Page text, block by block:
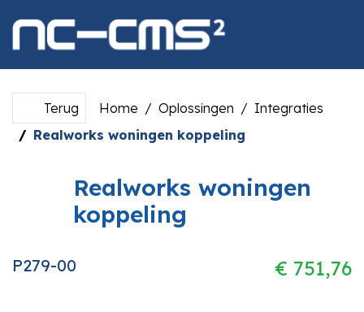
Terug Home Oplossingen
Integraties
Realworks woningen koppeling
Realworks woningen
koppeling
P279-00 € 751,76